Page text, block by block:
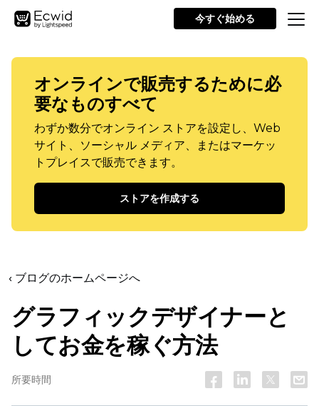
今すぐ始める
オンラインで販売するために必
要なものすべて
わずか数分でオンライン ストアを設定し、Web
サイト、ソーシャル メディア、またはマーケッ
トプレイスで販売できます。
ストアを作成する
‹ ブログのホームページへ
グラフィックデザイナーと
してお金を稼ぐ方法
所要時間